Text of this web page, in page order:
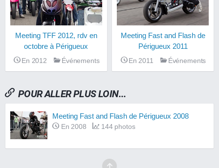
Meeting TFF 2012, rdv en
octobre à Périgueux
En 2012 Événements
Meeting Fast and Flash de
Périgueux 2011
En 2011 Événements
POUR ALLER PLUS LOIN...
Meeting Fast and Flash de Périgueux 2008
En 2008 144 photos